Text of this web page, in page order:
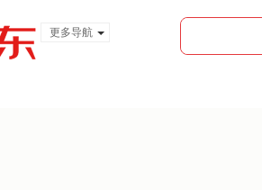
更多导航